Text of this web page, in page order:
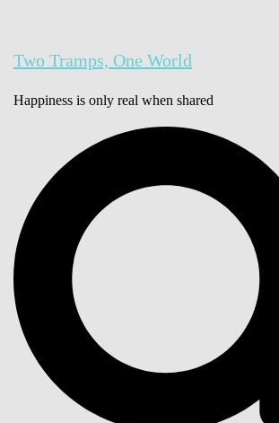
Two Tramps, One World
Happiness is only real when shared